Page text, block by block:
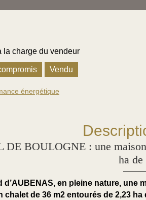
la charge du vendeur
Vendu
énergétique
BOULOGNE : une
ha
d’AUBENAS, en pleine nature, une
chalet de 36 m2 entourés de 2,23